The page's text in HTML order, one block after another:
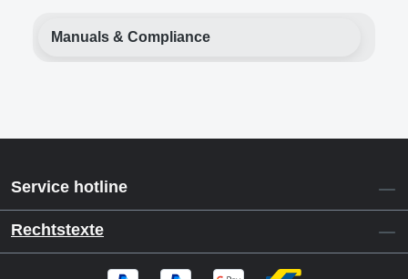
Manuals & Compliance
Service hotline
Rechtstexte